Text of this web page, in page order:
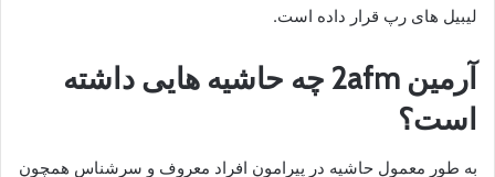
لیبیل های رپ قرار داده است.
آرمین 2afm چه حاشیه هایی داشته
است؟
به طور معمول حاشیه در پیرامون افراد معروف و سرشناس همچون